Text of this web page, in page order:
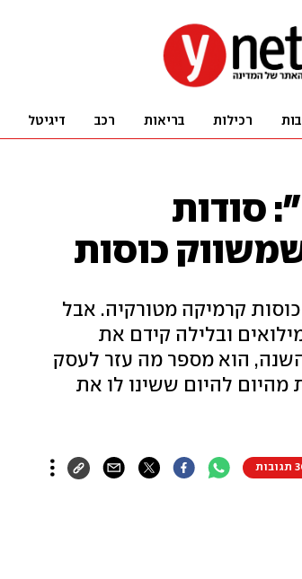
רכילות בריאות רכב דיגיטל
סודות
כוסות
קרמיקה מטורקיה. אבל
ובלילה קידם את
הוא מספר מה עזר לעסק
מהיום להיום ששינו לו את